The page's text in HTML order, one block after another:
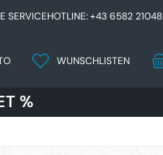
SERVICEHOTLINE: +43 6582 21048
WUNSCHLISTEN
%